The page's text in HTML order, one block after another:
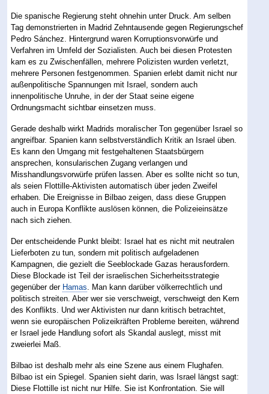
Die spanische Regierung steht ohnehin unter Druck. Am selben
Tag demonstrierten in Madrid Zehntausende gegen Regierungschef
Pedro Sánchez. Hintergrund waren Korruptionsvorwürfe und
Verfahren im Umfeld der Sozialisten. Auch bei diesen Protesten
kam es zu Zwischenfällen, mehrere Polizisten wurden verletzt,
mehrere Personen festgenommen. Spanien erlebt damit nicht nur
außenpolitische Spannungen mit Israel, sondern auch
innenpolitische Unruhe, in der der Staat seine eigene
Ordnungsmacht sichtbar einsetzen muss.
Gerade deshalb wirkt Madrids moralischer Ton gegenüber Israel so
angreifbar. Spanien kann selbstverständlich Kritik an Israel üben.
Es kann den Umgang mit festgehaltenen Staatsbürgern
ansprechen, konsularischen Zugang verlangen und
Misshandlungsvorwürfe prüfen lassen. Aber es sollte nicht so tun,
als seien Flottille-Aktivisten automatisch über jeden Zweifel
erhaben. Die Ereignisse in Bilbao zeigen, dass diese Gruppen
auch in Europa Konflikte auslösen können, die Polizeieinsätze
nach sich ziehen.
Der entscheidende Punkt bleibt: Israel hat es nicht mit neutralen
Lieferboten zu tun, sondern mit politisch aufgeladenen
Kampagnen, die gezielt die Seeblockade Gazas herausfordern.
Diese Blockade ist Teil der israelischen Sicherheitsstrategie
gegenüber der Hamas . Man kann darüber völkerrechtlich und
politisch streiten. Aber wer sie verschweigt, verschweigt den Kern
des Konflikts. Und wer Aktivisten nur dann kritisch betrachtet,
wenn sie europäischen Polizeikräften Probleme bereiten, während
er Israel jede Handlung sofort als Skandal auslegt, misst mit
zweierlei Maß.
Bilbao ist deshalb mehr als eine Szene aus einem Flughafen.
Bilbao ist ein Spiegel. Spanien sieht darin, was Israel längst sagt:
Diese Flottille ist nicht nur Hilfe. Sie ist Konfrontation. Sie will